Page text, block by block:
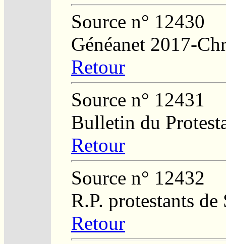
Source n° 12430
Généanet 2017-
Retour
Source n° 12431
Bulletin du
Retour
Source n° 12432
R.P. protestants
Retour